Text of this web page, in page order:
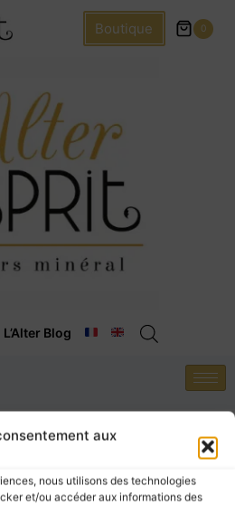
aux
nous utilisons des technologies
et/ou accéder aux informations des
Boutique 0
L’Alter Blog